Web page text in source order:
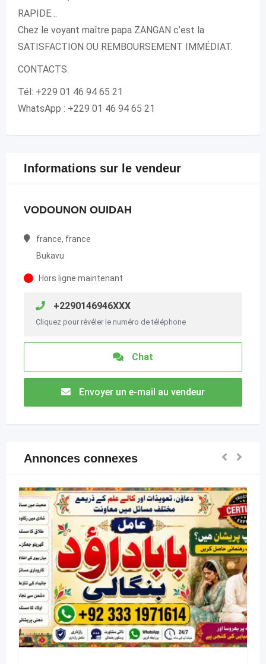
RAPIDE…
Chez le voyant maître papa ZANGAN c’est la
SATISFACTION OU REMBOURSEMENT IMMÉDIAT.
CONTACTS.
Tél: +229 01 46 94 65 21
WhatsApp : +229 01 46 94 65 21
Informations sur le vendeur
VODOUNON OUIDAH
france, france
Bukavu
Hors ligne maintenant
+2290146946XXX
Cliquez pour révéler le numéro de téléphone
Chat
Envoyer un e-mail au vendeur
Annonces connexes